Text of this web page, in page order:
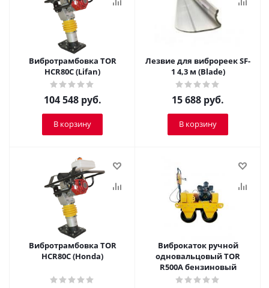
Вибротрамбовка ТОR
HCR80C (Lifan)
104 548руб.
В корзину
Лезвие для виброреек SF-
1 4,3 м (Blade)
15 688 руб.
В корзину
Вибротрамбовка ТОR
HCR80C (Honda)
Виброкаток ручной
одновальцовый TOR
R500A бензиновый